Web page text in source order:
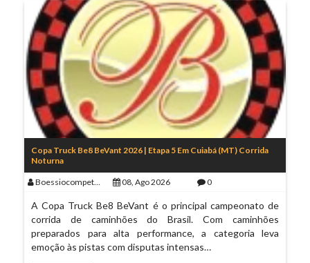
Copa Truck Be8 BeVant 2026 | Etapa 5 Em Cuiabá (MT) Corrida
Noturna
Boessiocompeticoes 08, Ago 2026 0
A Copa Truck Be8 BeVant é o principal campeonato de
corrida de caminhões do Brasil. Com caminhões
preparados para alta performance, a categoria leva
emoção às pistas com disputas intensas…